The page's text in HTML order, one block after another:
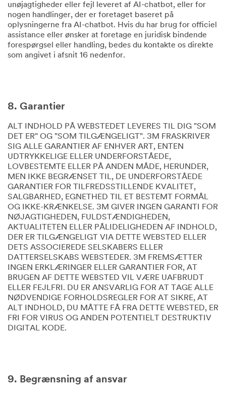
unøjagtigheder eller fejl leveret af AI-chatbot, eller for
nogen handlinger, der er foretaget baseret på
oplysningerne fra AI-chatbot. Hvis du har brug for officiel
assistance eller ønsker at foretage en juridisk bindende
forespørgsel eller handling, bedes du kontakte os direkte
som angivet i afsnit 16 nedenfor.
8. Garantier
ALT INDHOLD PÅ WEBSTEDET LEVERES TIL DIG "SOM
DET ER" OG "SOM TILGÆNGELIGT". 3M FRASKRIVER
SIG ALLE GARANTIER AF ENHVER ART, ENTEN
UDTRYKKELIGE ELLER UNDERFORSTÅEDE,
LOVBESTEMTE ELLER PÅ ANDEN MÅDE, HERUNDER,
MEN IKKE BEGRÆNSET TIL, DE UNDERFORSTÅEDE
GARANTIER FOR TILFREDSSTILLENDE KVALITET,
SALGBARHED, EGNETHED TIL ET BESTEMT FORMÅL
OG IKKE-KRÆNKELSE. 3M GIVER INGEN GARANTI FOR
NØJAGTIGHEDEN, FULDSTÆNDIGHEDEN,
AKTUALITETEN ELLER PÅLIDELIGHEDEN AF INDHOLD,
DER ER TILGÆNGELIGT VIA DETTE WEBSTED ELLER
DETS ASSOCIEREDE SELSKABERS ELLER
DATTERSELSKABS WEBSTEDER. 3M FREMSÆTTER
INGEN ERKLÆRINGER ELLER GARANTIER FOR, AT
BRUGEN AF DETTE WEBSTED VIL VÆRE UAFBRUDT
ELLER FEJLFRI. DU ER ANSVARLIG FOR AT TAGE ALLE
NØDVENDIGE FORHOLDSREGLER FOR AT SIKRE, AT
ALT INDHOLD, DU MÅTTE FÅ FRA DETTE WEBSTED, ER
FRI FOR VIRUS OG ANDEN POTENTIELT DESTRUKTIV
DIGITAL KODE.
9. Begrænsning af ansvar